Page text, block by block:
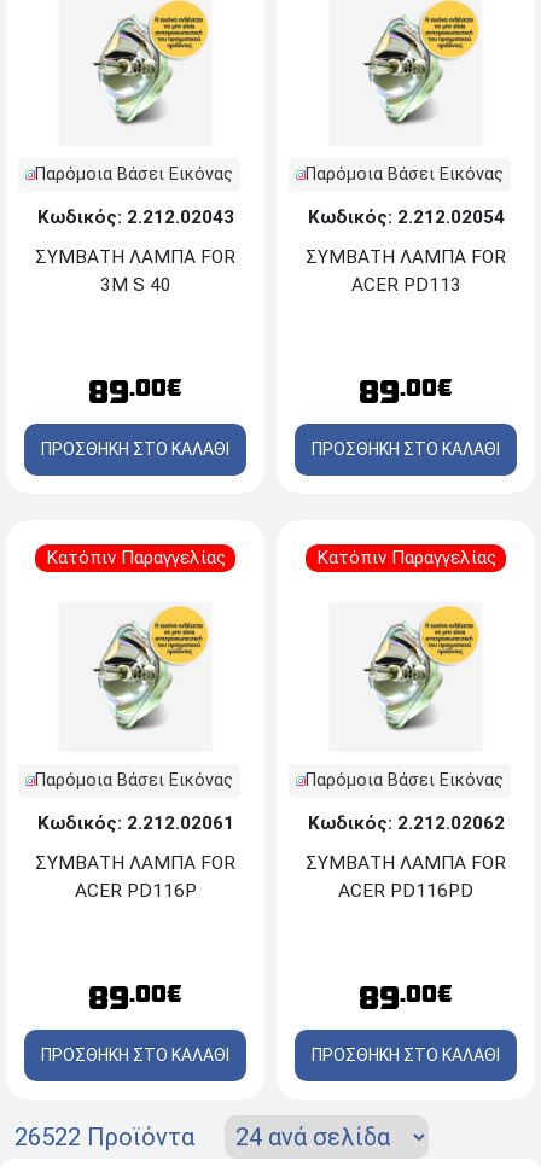
Παρόμοια Βάσει Εικόνας
Κωδικός: 2.212.02043
ΣΥΜΒΑΤΗ ΛΑΜΠΑ FOR
3M S 40
89.00€
ΠΡΟΣΘΗΚΗ ΣΤΟ ΚΑΛΑΘΙ
Παρόμοια Βάσει Εικόνας
Κωδικός: 2.212.02054
ΣΥΜΒΑΤΗ ΛΑΜΠΑ FOR
ACER PD113
89.00€
ΠΡΟΣΘΗΚΗ ΣΤΟ ΚΑΛΑΘΙ
Κατόπιν Παραγγελίας
Παρόμοια Βάσει Εικόνας
Κωδικός: 2.212.02061
ΣΥΜΒΑΤΗ ΛΑΜΠΑ FOR
ACER PD116P
89.00€
ΠΡΟΣΘΗΚΗ ΣΤΟ ΚΑΛΑΘΙ
Κατόπιν Παραγγελίας
Παρόμοια Βάσει Εικόνας
Κωδικός: 2.212.02062
ΣΥΜΒΑΤΗ ΛΑΜΠΑ FOR
ACER PD116PD
89.00€
ΠΡΟΣΘΗΚΗ ΣΤΟ ΚΑΛΑΘΙ
26522 Προϊόντα